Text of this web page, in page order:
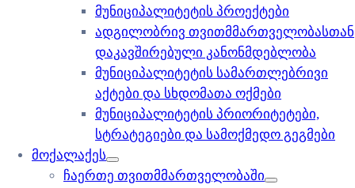
მუნიციპალიტეტის პროექტები
ადგილობრივ თვითმმართველობასთან
დაკავშირებული კანონმდებლობა
მუნიციპალიტეტის სამართლებრივი
აქტები და სხდომათა ოქმები
მუნიციპალიტეტის პრიორიტეტები,
სტრატეგიები და სამოქმედო გეგმები
მოქალაქეს
ჩაერთე თვითმმართველობაში